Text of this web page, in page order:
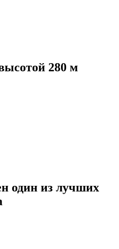
280 м
один из лучших